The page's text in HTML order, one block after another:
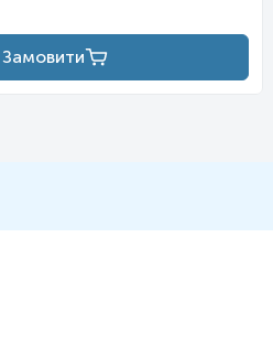
Замовити